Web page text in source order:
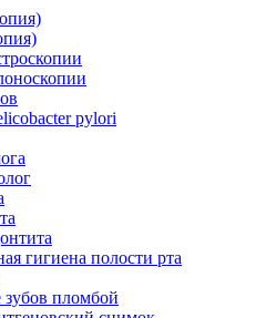
pylori
гигиена полости рта
зубов пломбой